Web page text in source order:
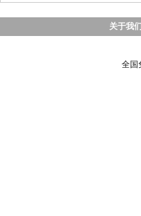
关于我
全国